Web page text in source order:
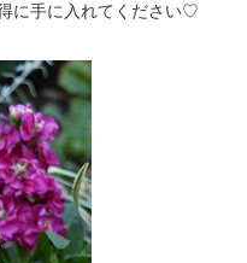
に手に入れてください♡